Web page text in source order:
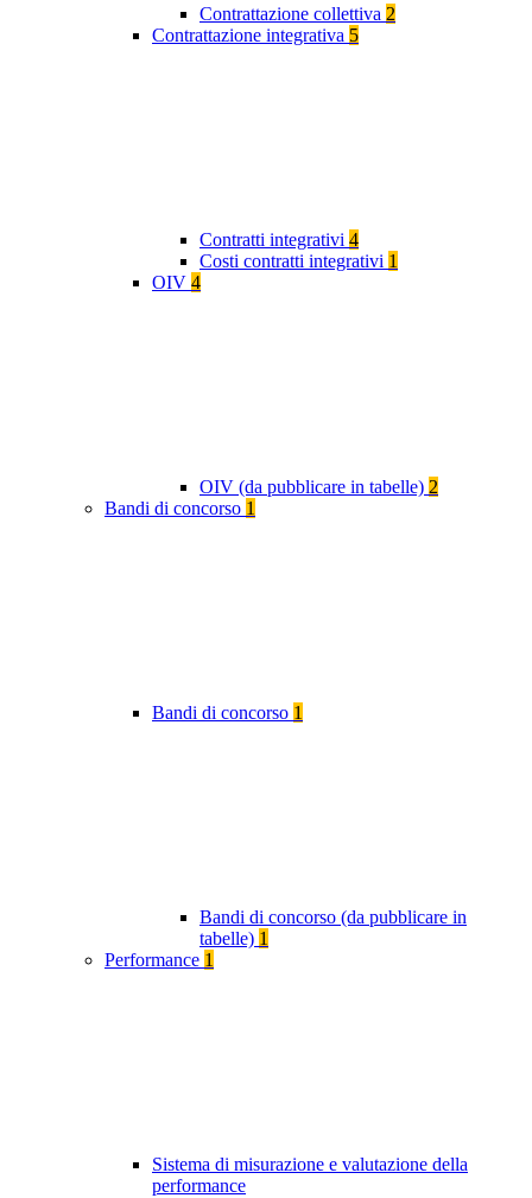
Contrattazione collettiva 2
Contrattazione integrativa 5
Contratti integrativi 4
Costi contratti integrativi 1
OIV 4
OIV (da pubblicare in tabelle) 2
Bandi di concorso 1
Bandi di concorso 1
Bandi di concorso (da pubblicare in
tabelle) 1
Performance 1
Sistema di misurazione e valutazione della
performance